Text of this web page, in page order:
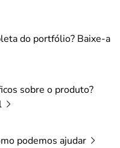
do portfólio? Baixe-a
sobre o produto?
podemos ajudar